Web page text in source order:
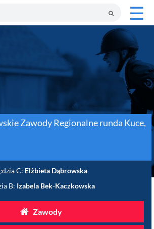
☰
Zawody Regionalne runda Kuce,
C: Elżbieta Dąbrowska
B: Izabela Bek-Kaczkowska
Zawody